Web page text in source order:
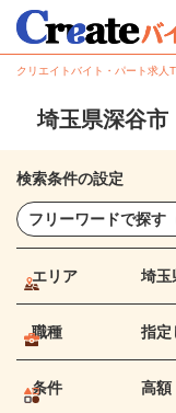
クリエイトバイト・パート求人
埼玉県深谷市
検索条件の設定
エリア 埼玉
職種 指定
条件 高額